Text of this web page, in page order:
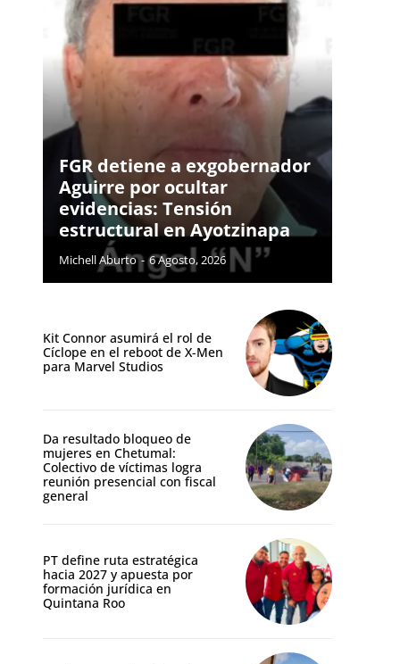
FGR detiene a exgobernador
Aguirre por ocultar
evidencias: Tensión
estructural en Ayotzinapa
Michell Aburto - 6 Agosto, 2026
Kit Connor asumirá el rol de
Cíclope en el reboot de X-Men
para Marvel Studios
Da resultado bloqueo de
mujeres en Chetumal:
Colectivo de víctimas logra
reunión presencial con fiscal
general
PT define ruta estratégica
hacia 2027 y apuesta por
formación jurídica en
Quintana Roo